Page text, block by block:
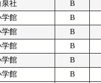
泉社 B
学館
B
学館
B
学館
B
学館
B
学館
B